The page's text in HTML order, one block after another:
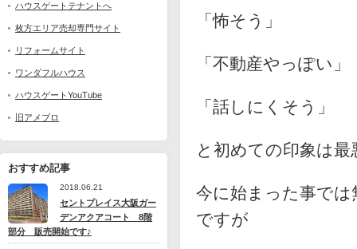
ハウスゲートテナントへ
枚方エリア売却専門サイト
リフォームサイト
ワンダフルハウス
ハウスゲートYouTube
旧アメブロ
おすすめ記事
2018.06.21
セントプレイス大阪ガー
デンアクアコート 8階
部分 販売開始です♪
「怖そう」
「不動産やっぽい」
「話しにくそう」
と初めての印象は
今に始まった事で
ですが